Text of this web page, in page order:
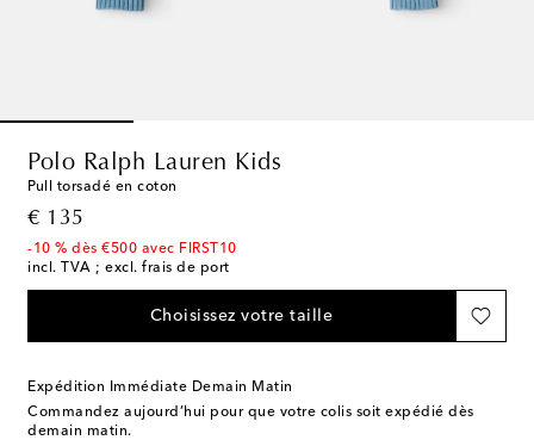
Polo Ralph Lauren Kids
Pull torsadé en coton
€ 135
original price
-10 % dès €500 avec FIRST10
incl. TVA ; excl. frais de port
Choisissez votre taille
Expédition Immédiate Demain Matin
Commandez aujourd’hui pour que votre colis soit expédié dès
demain matin.